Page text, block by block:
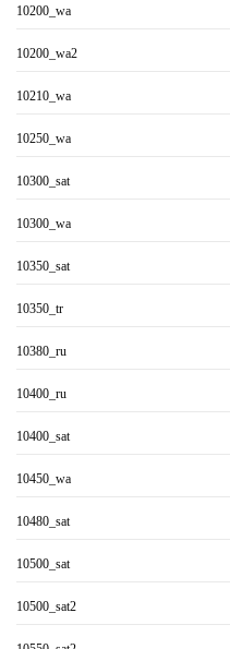
10200_wa
10200_wa2
10210_wa
10250_wa
10300_sat
10300_wa
10350_sat
10350_tr
10380_ru
10400_ru
10400_sat
10450_wa
10480_sat
10500_sat
10500_sat2